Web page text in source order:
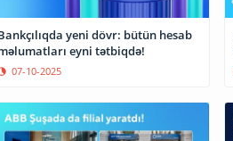
yeni dövr: bütün hesab
eyni tətbiqdə!
07-10-2025